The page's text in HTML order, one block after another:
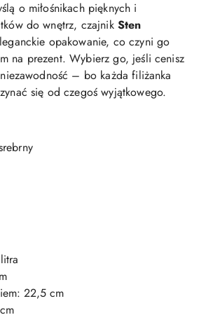
o miłośnikach pięknych i
do wnętrz, czajnik Sten
opakowanie, co czyni go
na prezent. Wybierz go, jeśli cenisz
– bo każda filiżanka
się od czegoś wyjątkowego.
22,5 cm